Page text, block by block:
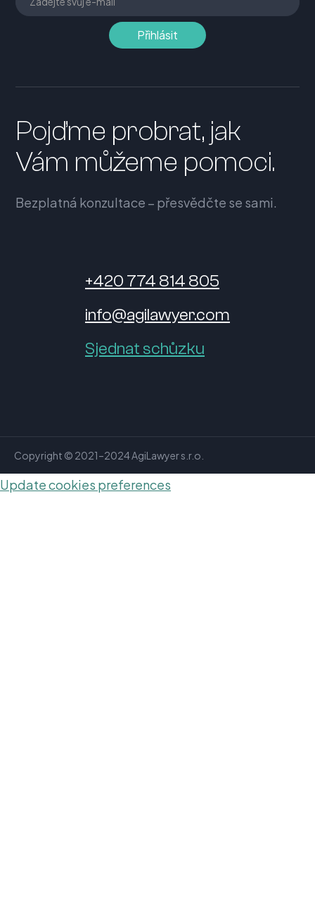
Pojďme probrat, jak
Vám můžeme pomoci.
Bezplatná konzultace – přesvědčte se sami.
+420 774 814 805
info@agilawyer.com
Sjednat schůzku
Copyright © 2021–2024 AgiLawyer s.r.o.
Update cookies preferences